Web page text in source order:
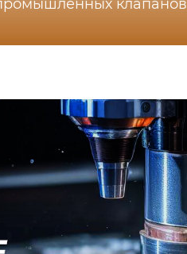
клапанов